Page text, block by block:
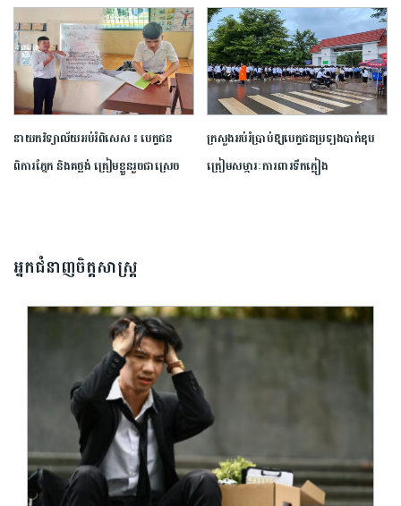
នាយក​វិទ្យាល័យ​អប់រំ​ពិសេស​ ​៖ ​បេក្ខជន​
ពិការ​ភ្នែក​ និង​គថ្លង់​ ត្រៀមខ្លួន​រួច​ជាស្រេច​
ក្រសួង​អប់រំ​ប្រាប់​ឱ្យ​បេក្ខជន​ប្រឡង​បាក់ឌុប​
ត្រៀម​សម្ភារៈ​ការពារ​ទឹកភ្លៀង​
អ្នកជំនាញចិត្តសាស្រ្ត